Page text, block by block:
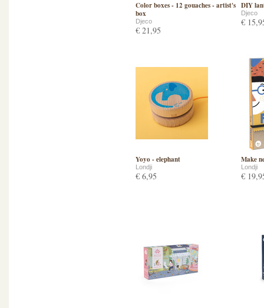
Color boxes - 12 gouaches - artist's
box
Djeco
€ 21,95
DIY
Djeco
€
Yoyo - elephant
Londji
€ 6,95
Make
Londji
€